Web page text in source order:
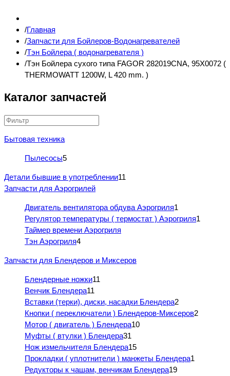
Главная
Запчасти для Бойлеров-Водонагревателей
Тэн Бойлера ( водонагревателя )
Тэн Бойлера сухого типа FAGOR 282019CNA, 95X0072 (
THERMOWATT 1200W, L 420 mm. )
Каталог запчастей
Бытовая техника
Пылесосы5
Детали бывшие в употреблении11
Запчасти для Аэрогрилей
Двигатель вентилятора обдува Аэрогриля1
Регулятор температуры ( термостат ) Аэрогриля1
Таймер времени Аэрогриля
Тэн Аэрогриля4
Запчасти для Блендеров и Миксеров
Блендерные ножки11
Венчик Блендера11
Вставки (терки), диски, насадки Блендера2
Кнопки ( переключатели ) Блендеров-Миксеров2
Мотор ( двигатель ) Блендера10
Муфты ( втулки ) Блендера31
Нож измельчителя Блендера15
Прокладки ( уплотнители ) манжеты Блендера1
Редукторы к чашам, венчикам Блендера19